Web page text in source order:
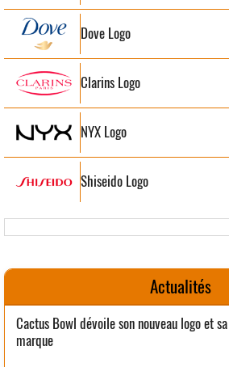
Dove Logo
Clarins Logo
NYX Logo
Shiseido Logo
Actualités
Cactus Bowl dévoile son nouveau logo et
marque